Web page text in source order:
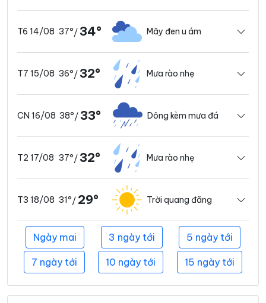
T6 14/08 37°/ 34° Mây đen u ám
T7 15/08 36°/ 32° Mưa rào nhẹ
CN 16/08 38°/ 33° Dông kèm mưa đá
T2 17/08 37°/ 32° Mưa rào nhẹ
T3 18/08 31°/ 29° Trời quang đãng
Ngày mai 3 ngày tới 5 ngày tới
7 ngày tới 10 ngày tới 15 ngày tới